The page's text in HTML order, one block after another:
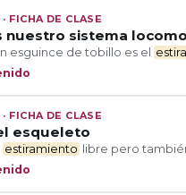
FICHA DE CLASE
nuestro sistema
esguince de tobillo es el
FICHA DE CLASE
esqueleto
estiramiento
libre pero